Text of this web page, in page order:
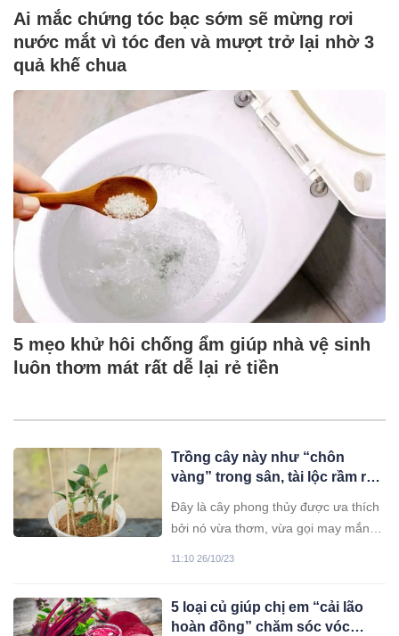
Ai mắc chứng tóc bạc sớm sẽ mừng rơi
nước mắt vì tóc đen và mượt trở lại nhờ 3
quả khế chua
5 mẹo khử hôi chống ẩm giúp nhà vệ sinh
luôn thơm mát rất dễ lại rẻ tiền
Trồng cây này như “chôn
vàng” trong sân, tài lộc rầm rộ
tài lại thơm nức nhà
Đây là cây phong thủy được ưa thích
bởi nó vừa thơm, vừa gọi may mắn,
11:10 26/10/23
5 loại củ giúp chị em “cải lão
hoàn đồng” chăm sóc vóc